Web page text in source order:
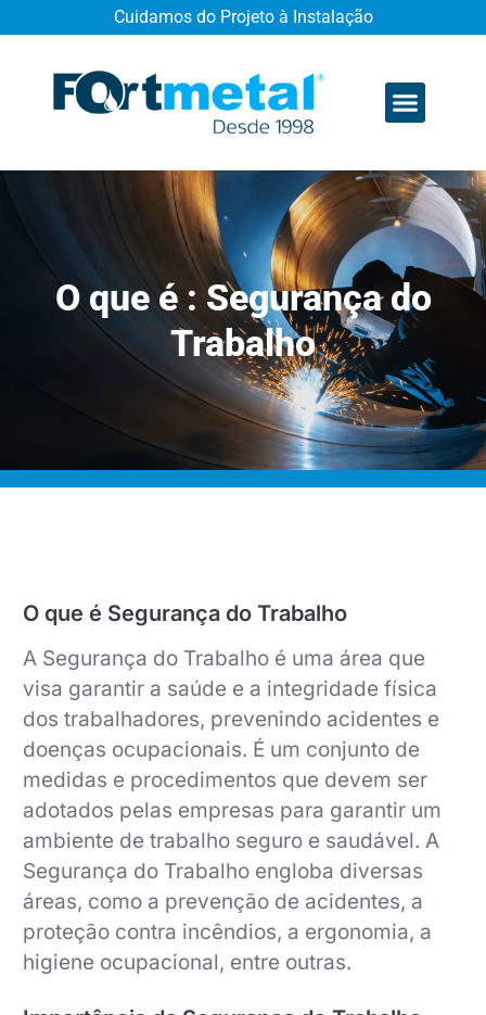
Cuidamos do Projeto à Instalação
O que é : Segurança do
Trabalho
O que é Segurança do Trabalho
A Segurança do Trabalho é uma área que
visa garantir a saúde e a integridade física
dos trabalhadores, prevenindo acidentes e
doenças ocupacionais. É um conjunto de
medidas e procedimentos que devem ser
adotados pelas empresas para garantir um
ambiente de trabalho seguro e saudável. A
Segurança do Trabalho engloba diversas
áreas, como a prevenção de acidentes, a
proteção contra incêndios, a ergonomia, a
higiene ocupacional, entre outras.